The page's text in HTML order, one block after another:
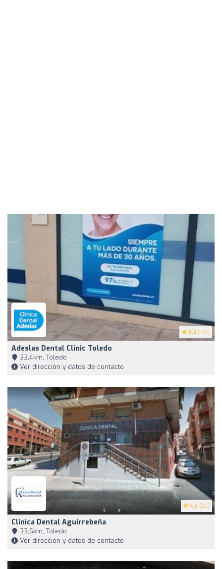
3.2 (175)
Adeslas Dental Clinic Toledo
33,4km, Toledo
Ver dirección y datos de contacto
4.2 (20)
Clinica Dental Aguirrebeña
33,6km, Toledo
Ver dirección y datos de contacto